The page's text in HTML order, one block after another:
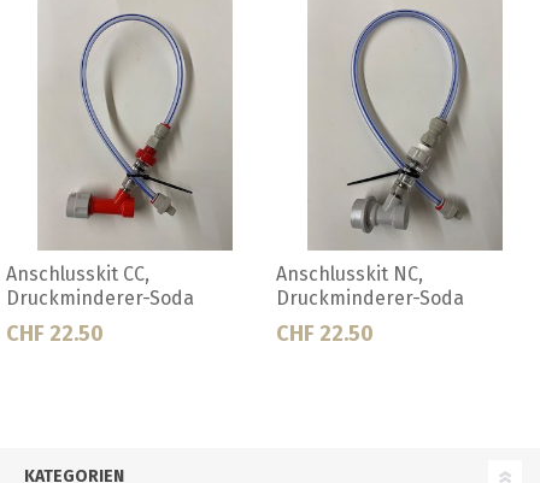
Bevi plus Beimischgerät
CHF 92.50
CO2 Anschlüssstück für 2
Druckmindern
CHF 22.00
KATEGORIEN